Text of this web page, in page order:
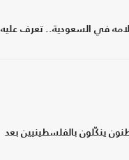
في السعودية.. تعرف عليه
ينكّلون بالفلسطينيين بعد